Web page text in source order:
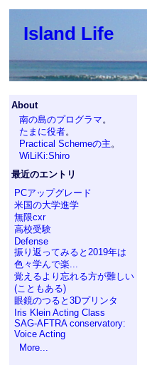
Island Life
About
南の島のプログラマ。
たまに役者。
Practical Schemeの主。
WiLiKi:Shiro
最近のエントリ
PCアップグレード
米国の大学進学
無限cxr
高校受験
Defense
振り返ってみると2019年は
色々学んで楽...
覚えるより忘れる方が難しい
(こともある)
眼鏡のつると3Dプリンタ
Iris Klein Acting Class
SAG-AFTRA conservatory:
Voice Acting
More...